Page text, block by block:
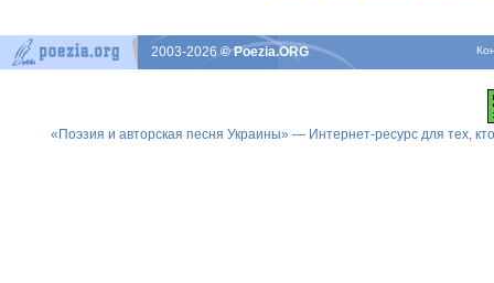
2003-2026© Poezia.ORG
«Поэзия и авторская песня Украины» — Интернет-ресурс для тех,